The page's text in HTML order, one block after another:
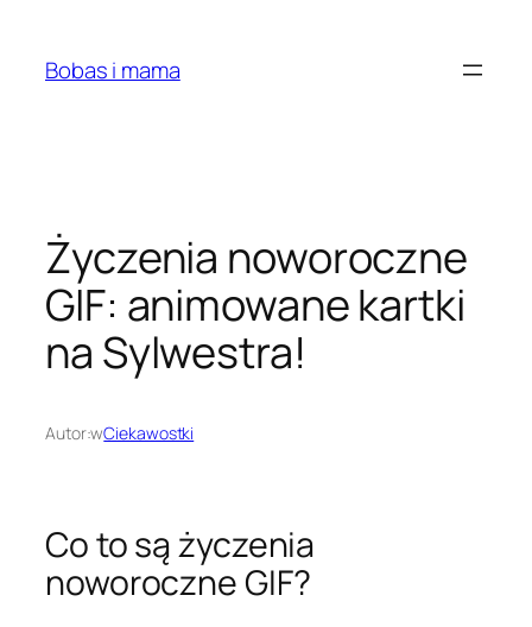
treściBobas i mama
Życzenia noworoczne
GIF: animowane kartki
na Sylwestra!
Autor:wCiekawostki
Co to są życzenia
noworoczne GIF?